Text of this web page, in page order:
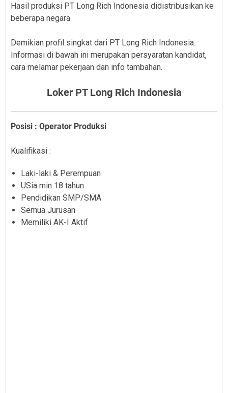
Hasil produksi PT Long Rich Indonesia didistribusikan ke
beberapa negara
Demikian profil singkat dari PT Long Rich Indonesia.
Informasi di bawah ini merupakan persyaratan kandidat,
cara melamar pekerjaan dan info tambahan.
Loker PT Long Rich Indonesia
Posisi : Operator Produksi
Kualifikasi :
Laki-laki & Perempuan
USia min 18 tahun
Pendidikan SMP/SMA
Semua Jurusan
Memiliki AK-I Aktif